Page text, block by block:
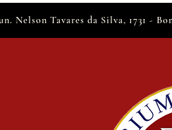
. Nelson Tavares da Silva, 1731 -